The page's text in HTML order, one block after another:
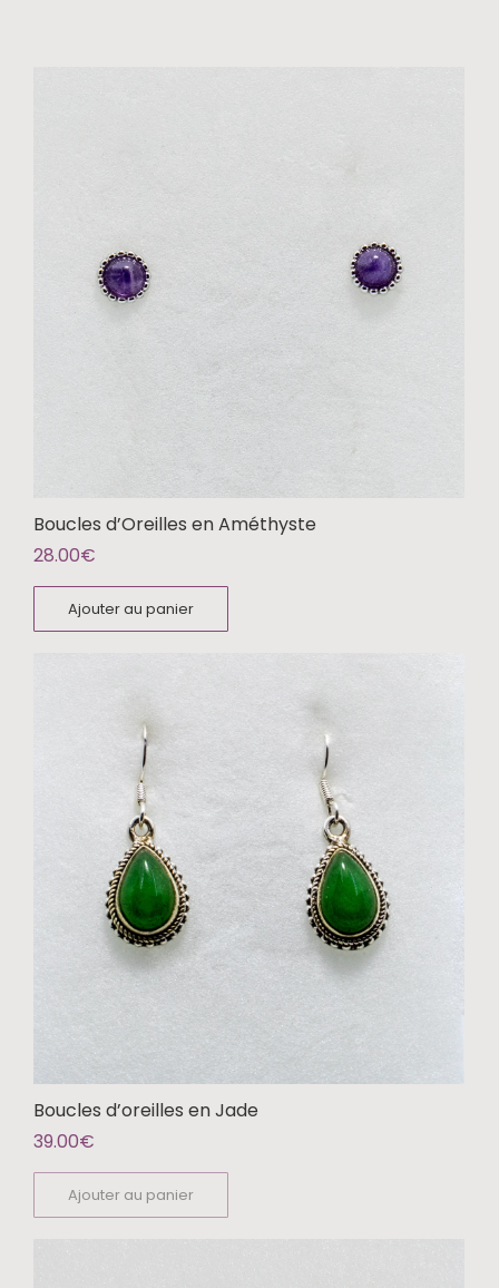
Boucles d’Oreilles en Améthyste
28.00€
Ajouter au panier
Boucles d’oreilles en Jade
39.00€
Ajouter au panier